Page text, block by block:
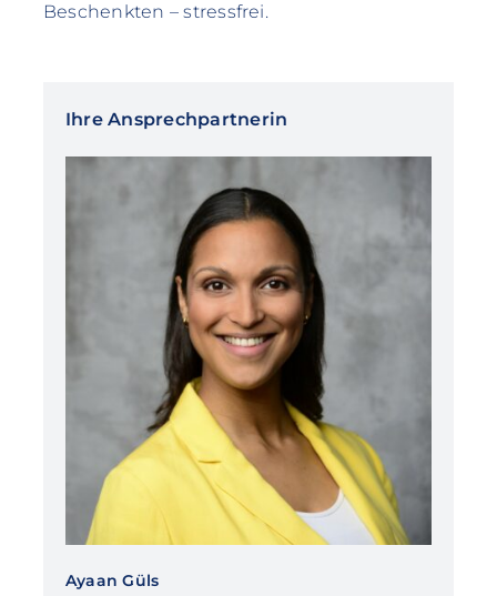
Beschenkten – stressfrei.
Ihre Ansprechpartnerin
Ayaan Güls